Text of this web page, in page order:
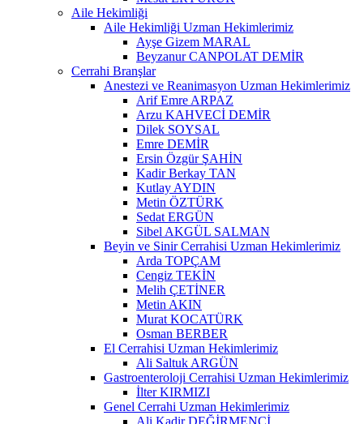
Aile Hekimliği
Aile Hekimliği Uzman Hekimlerimiz
Ayşe Gizem MARAL
Beyzanur CANPOLAT DEMİR
Cerrahi Branşlar
Anestezi ve Reanimasyon Uzman Hekimlerimiz
Arif Emre ARPAZ
Arzu KAHVECİ DEMİR
Dilek SOYSAL
Emre DEMİR
Ersin Özgür ŞAHİN
Kadir Berkay TAN
Kutlay AYDIN
Metin ÖZTÜRK
Sedat ERGÜN
Sibel AKGÜL SALMAN
Beyin ve Sinir Cerrahisi Uzman Hekimlerimiz
Arda TOPÇAM
Cengiz TEKİN
Melih ÇETİNER
Metin AKIN
Murat KOCATÜRK
Osman BERBER
El Cerrahisi Uzman Hekimlerimiz
Ali Saltuk ARGÜN
Gastroenteroloji Cerrahisi Uzman Hekimlerimiz
İlter KIRMIZI
Genel Cerrahi Uzman Hekimlerimiz
Ali Kadir DEĞİRMENCİ